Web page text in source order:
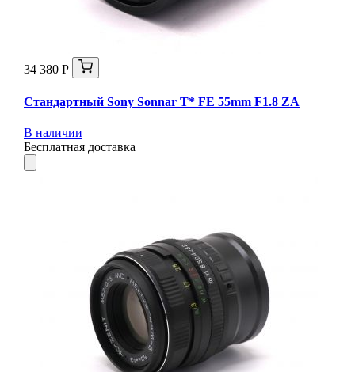
34 380 Р
Стандартный Sony Sonnar T* FE 55mm F1.8 ZA
В наличии
Бесплатная доставка